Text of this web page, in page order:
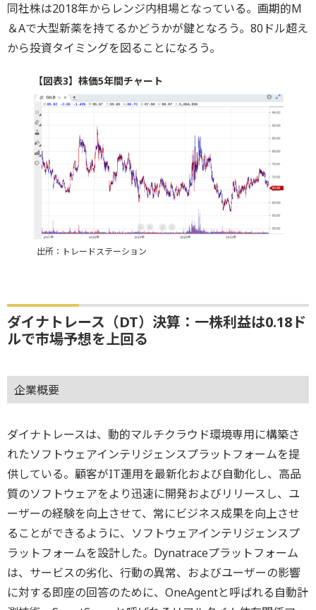
同社株は2018年からレンジ内相場となっている。画期的M
＆Aで大型新薬を持てるかどうかが鍵となろう。80ドル超え
から投資タイミングを図ることになろう。
【図表3】株価5年間チャート
出所：トレードステーション
ダイナトレース（DT）決算：一株利益は0.18ド
ルで市場予想を上回る
企業概要
ダイナトレースは、動的マルチクラウド環境専用に構築さ
れたソフトウェアインテリジェンスプラットフォームを提
供している。顧客がIT運用を最新化および自動化し、高品
質のソフトウェアをより迅速に開発およびリリースし、ユ
ーザーの経験を向上させて、常にビジネス成果を向上させ
ることができるように、ソフトウェアインテリジェンスプ
ラットフォームを設計した。Dynatraceプラットフォーム
は、サービスの劣化、行動の異常、およびユーザーの影響
に対する即座の回答のために、OneAgentと呼ばれる自動計